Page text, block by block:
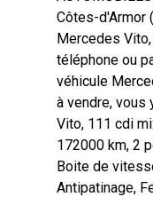
Côtes-d'Armor
Mercedes
téléphone ou
véhicule
à vendre,
Vito, 111 cdi
172000 km, 2
Boite de
Antipatinage,